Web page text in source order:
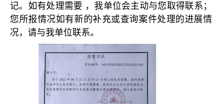
记。如有处理需要 ，我单位会主动与您取得联系；
您所报情况如有新的补充或查询案件处理的进展情
况，请与我单位联系。